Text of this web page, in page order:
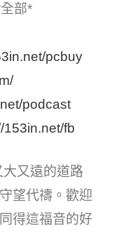
部*
pcbuy
podcast
153in.net/fb
又遠的道路
望代禱。歡迎
得這福音的好